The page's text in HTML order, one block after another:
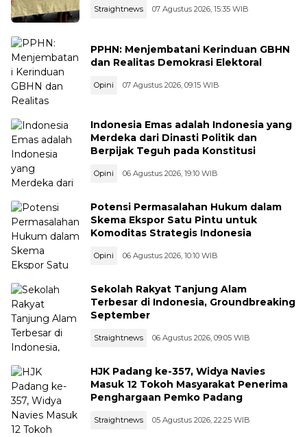
Straightnews 07 Agustus 2026, 15:35 WIB
PPHN: Menjembatani Kerinduan GBHN
dan Realitas Demokrasi Elektoral
Opini 07 Agustus 2026, 09:15 WIB
Indonesia Emas adalah Indonesia yang
Merdeka dari Dinasti Politik dan
Berpijak Teguh pada Konstitusi
Opini 06 Agustus 2026, 19:10 WIB
Potensi Permasalahan Hukum dalam
Skema Ekspor Satu Pintu untuk
Komoditas Strategis Indonesia
Opini 06 Agustus 2026, 10:10 WIB
Sekolah Rakyat Tanjung Alam
Terbesar di Indonesia, Groundbreaking
September
Straightnews 06 Agustus 2026, 09:05 WIB
HJK Padang ke-357, Widya Navies
Masuk 12 Tokoh Masyarakat Penerima
Penghargaan Pemko Padang
Straightnews 05 Agustus 2026, 22:25 WIB